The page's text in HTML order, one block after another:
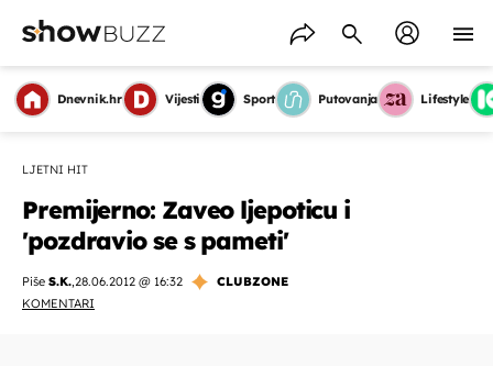
Dnevnik.hr Vijesti Sport Putovanja Lifestyle
LJETNI HIT
Premijerno: Zaveo ljepoticu i
'pozdravio se s pameti'
Piše S.K.,28.06.2012 @ 16:32
CLUBZONE
KOMENTARI